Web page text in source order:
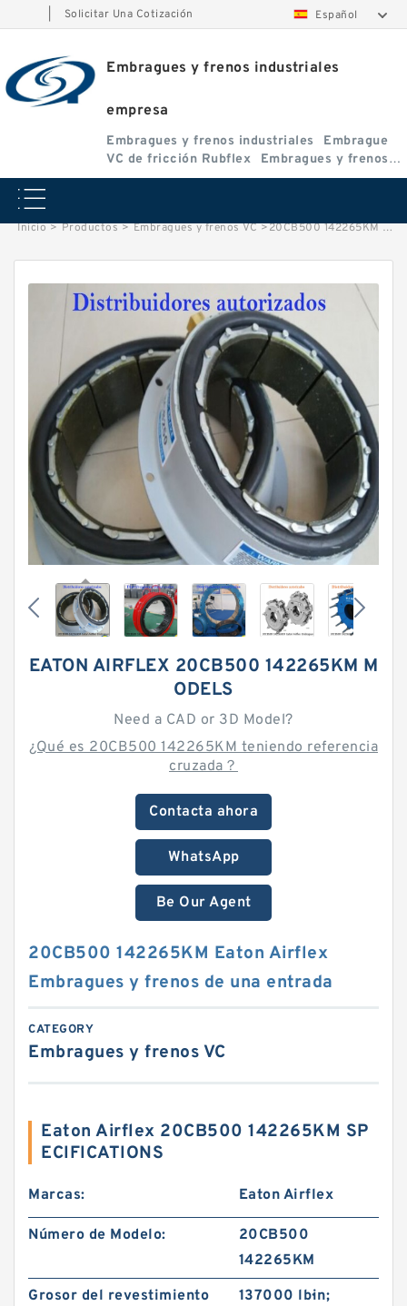
Solicitar Una Cotización Español
Embragues y frenos industriales
empresa
Embragues y frenos industriales
Embrague
VC de fricción Rubflex
Embragues y frenos
VC
Inicio > Productos > Embragues y frenos VC >20CB500 142265KM Eaton Airflex Embragues y frenos de una entrada
EATON AIRFLEX 20CB500 142265KM M
ODELS
Need a CAD or 3D Model?
¿Qué es 20CB500 142265KM teniendo referencia
cruzada？
Contacta ahora
WhatsApp
Be Our Agent
20CB500 142265KM Eaton Airflex
Embragues y frenos de una entrada
CATEGORY
Embragues y frenos VC
Eaton Airflex 20CB500 142265KM SP
ECIFICATIONS
Marcas: Eaton Airflex
Número de Modelo:
20CB500
142265KM
Grosor del revestimiento
137000 lb·in;